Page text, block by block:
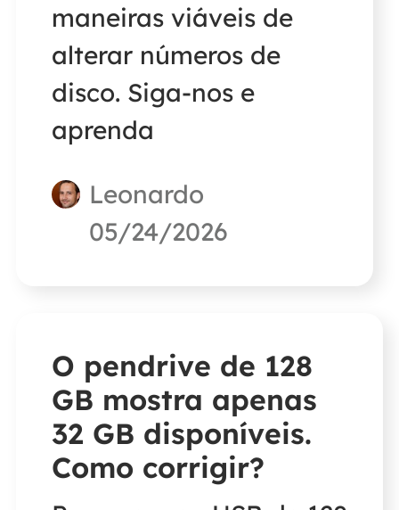
maneiras viáveis de
alterar números de
disco. Siga-nos e
aprenda
Leonardo
05/24/2026
O pendrive de 128
GB mostra apenas
32 GB disponíveis.
Como corrigir?